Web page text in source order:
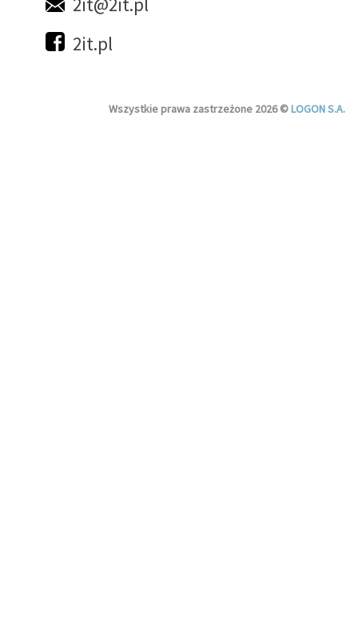
2it@2it.pl
2it.pl
Wszystkie prawa zastrzeżone 2026 ©LOGON S.A.